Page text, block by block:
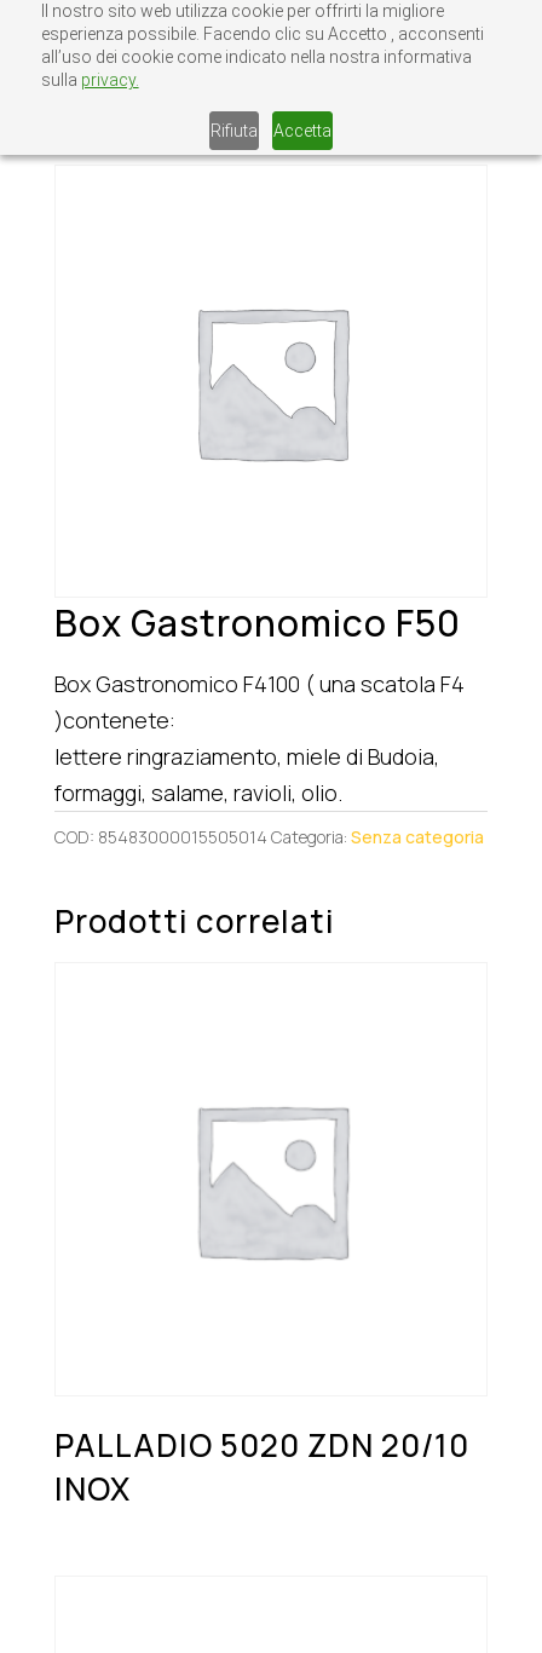
Il nostro sito web utilizza cookie per offrirti la migliore
esperienza possibile. Facendo clic su Accetto , acconsenti
all’uso dei cookie come indicato nella nostra informativa
sulla privacy.
Rifiuta Accetta
Home/Senza categoria
Gastronomico F50
Box Gastronomico F50
Box Gastronomico F4100 ( una scatola F4
)contenete:
lettere ringraziamento, miele di Budoia,
formaggi, salame, ravioli, olio.
COD: 85483000015505014 Categoria: Senza categoria
Prodotti correlati
PALLADIO 5020 ZDN 20/10
INOX